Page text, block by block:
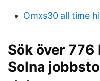
Omxs30 all time
Sök över
Solna